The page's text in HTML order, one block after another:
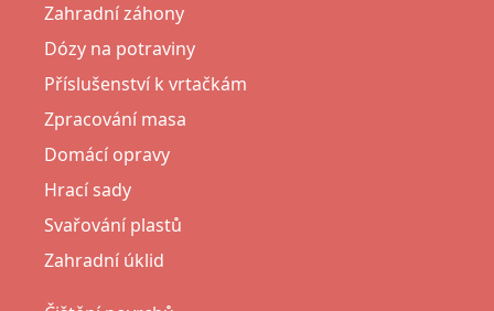
Zahradní záhony
Dózy na potraviny
Příslušenství k vrtačkám
Zpracování masa
Domácí opravy
Hrací sady
Svařování plastů
Zahradní úklid